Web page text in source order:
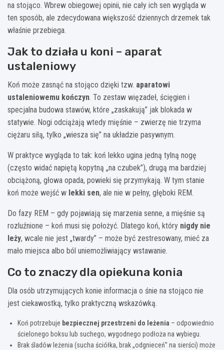
na stojąco. Wbrew obiegowej opinii, nie cały ich sen wygląda w
ten sposób, ale zdecydowana większość dziennych drzemek tak
właśnie przebiega.
Jak to działa u koni – aparat
ustaleniowy
Koń może zasnąć na stojąco dzięki tzw. aparatowi
ustaleniowemu kończyn. To zestaw więzadeł, ścięgien i
specjalna budowa stawów, które „zaskakują” jak blokada w
statywie. Nogi odciążają wtedy mięśnie – zwierzę nie trzyma
ciężaru siłą, tylko „wiesza się” na układzie pasywnym.
W praktyce wygląda to tak: koń lekko ugina jedną tylną nogę
(często widać napiętą kopytną „na czubek”), drugą ma bardziej
obciążoną, głowa opada, powieki się przymykają. W tym stanie
koń może wejść w lekki sen, ale nie w pełny, głęboki REM.
Do fazy REM – gdy pojawiają się marzenia senne, a mięśnie są
rozluźnione – koń musi się położyć. Dlatego koń, który nigdy nie
leży, wcale nie jest „twardy” – może być zestresowany, mieć za
mało miejsca albo ból uniemożliwiający wstawanie.
Co to znaczy dla opiekuna konia
Dla osób utrzymujących konie informacja o śnie na stojąco nie
jest ciekawostką, tylko praktyczną wskazówką.
Koń potrzebuje bezpiecznej przestrzeni do leżenia – odpowiednio
ścielonego boksu lub suchego, wygodnego podłoża na wybiegu.
Brak śladów leżenia (sucha ściółka, brak „odgnieceń” na sierści) może